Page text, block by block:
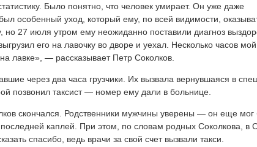
Было понятно, что человек умирает. Он уже даже
особенный уход, который ему, по всей видимости,
но 27 июля утром ему неожиданно поставили диагноз
его на лавочку во дворе и уехал. Несколько часов
лавке», — рассказывает Петр Соколков.
через два часа грузчики. Их вызвала вернувшаяся в
позвонил таксист — номер ему дали в больнице.
скончался. Родственники мужчины уверены — он еще мог
последней каплей. При этом, по словам родных Соколкова, в
спасибо, ведь врачи за свой счет вызвали такси.